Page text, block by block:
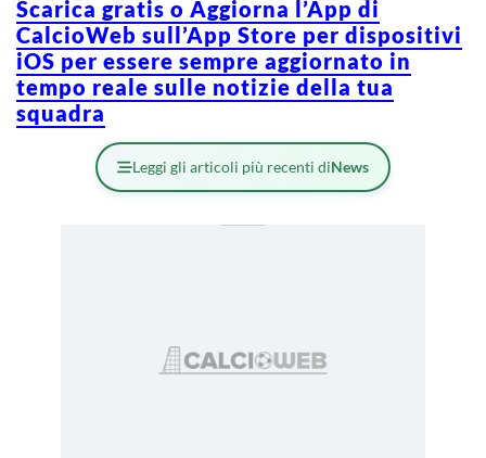
Scarica gratis o Aggiorna l’App di
CalcioWeb sull’App Store per dispositivi
iOS per essere sempre aggiornato in
tempo reale sulle notizie della tua
squadra
Leggi gli articoli più recenti diNews